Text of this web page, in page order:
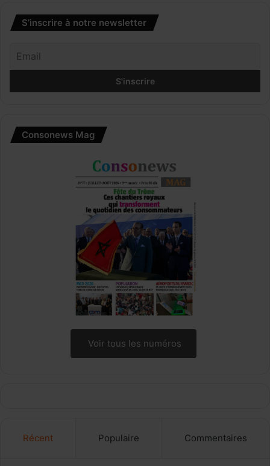
S’inscrire à notre newsletter
Consonews Mag
Voir tous les numéros
Récent Populaire Commentaires